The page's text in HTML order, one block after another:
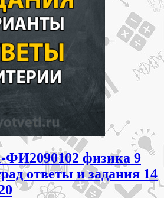
ФИ2090102 физика 9
ответы и задания 14